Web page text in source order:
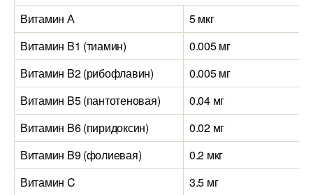
Витамин А
5 мкг
Витамин B1 (тиамин)
0.005 мг
Витамин B2 (рибофлавин)
0.005 мг
Витамин B5 (пантотеновая)
0.04 мг
Витамин B6 (пиридоксин)
0.02 мг
Витамин B9 (фолиевая)
0.2 мкг
Витамин C
3.5 мг